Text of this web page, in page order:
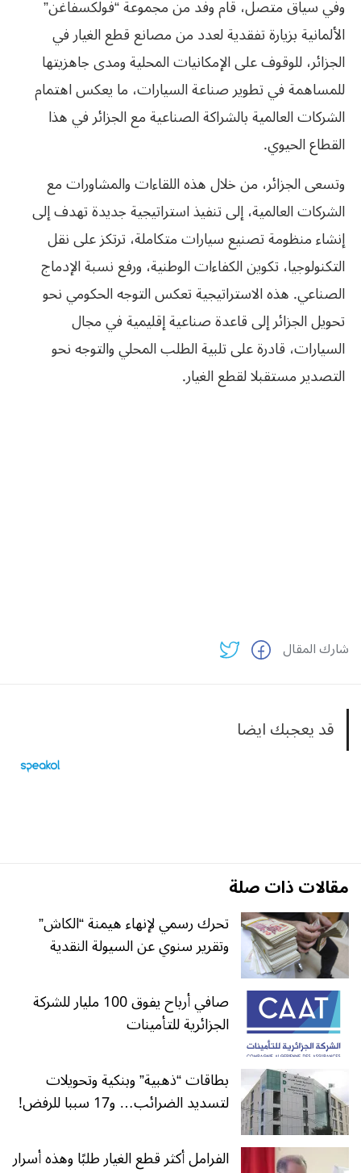
وفي سياق متصل، قام وفد من مجموعة “فولكسفاغن”
الألمانية بزيارة تفقدية لعدد من مصانع قطع الغيار في
الجزائر، للوقوف على الإمكانيات المحلية ومدى جاهزيتها
للمساهمة في تطوير صناعة السيارات، ما يعكس اهتمام
الشركات العالمية بالشراكة الصناعية مع الجزائر في هذا
القطاع الحيوي.
وتسعى الجزائر، من خلال هذه اللقاءات والمشاورات مع
الشركات العالمية، إلى تنفيذ استراتيجية جديدة تهدف إلى
إنشاء منظومة تصنيع سيارات متكاملة، ترتكز على نقل
التكنولوجيا، تكوين الكفاءات الوطنية، ورفع نسبة الإدماج
الصناعي. هذه الاستراتيجية تعكس التوجه الحكومي نحو
تحويل الجزائر إلى قاعدة صناعية إقليمية في مجال
السيارات، قادرة على تلبية الطلب المحلي والتوجه نحو
التصدير مستقبلا لقطع الغيار.
شارك المقال
قد يعجبك ايضا
مقالات ذات صلة
تحرك رسمي لإنهاء هيمنة “الكاش”
وتقرير سنوي عن السيولة النقدية
صافي أرباح يفوق 100 مليار للشركة
الجزائرية للتأمينات
بطاقات “ذهبية” وبنكية وتحويلات
لتسديد الضرائب… و17 سببا للرفض!
الفرامل أكثر قطع الغيار طلبًا وهذه أسرار